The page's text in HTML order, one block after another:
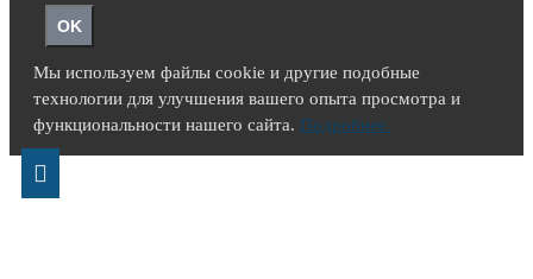
OK
Мы используем файлы cookie и другие подобные
технологии для улучшения вашего опыта просмотра и
функциональности нашего сайта. Подробнее.